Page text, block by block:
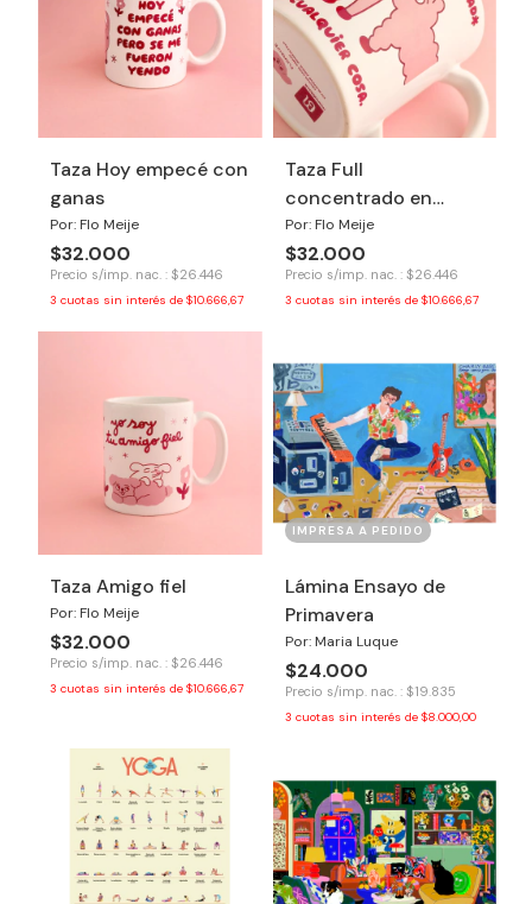
Taza Hoy empecé con
ganas
Por: Flo Meije
$32.000
Precio s/imp. nac. : $26.446
3 cuotas sin interés de $10.666,67
Taza Full
concentrado en
cualquier cosa
Por: Flo Meije
$32.000
Precio s/imp. nac. : $26.446
3 cuotas sin interés de $10.666,67
Taza Amigo fiel
Por: Flo Meije
$32.000
Precio s/imp. nac. : $26.446
3 cuotas sin interés de $10.666,67
IMPRESA A PEDIDO
Lámina Ensayo de
Primavera
Por: Maria Luque
$24.000
Precio s/imp. nac. : $19.835
3 cuotas sin interés de $8.000,00